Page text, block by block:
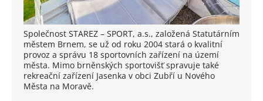
Společnost STAREZ – SPORT, a.s., založená Statutárním
městem Brnem, se už od roku 2004 stará o kvalitní
provoz a správu 18 sportovních zařízení na území
města. Mimo brněnských sportovišť spravuje také
rekreační zařízení Jasenka v obci Zubří u Nového
Města na Moravě.